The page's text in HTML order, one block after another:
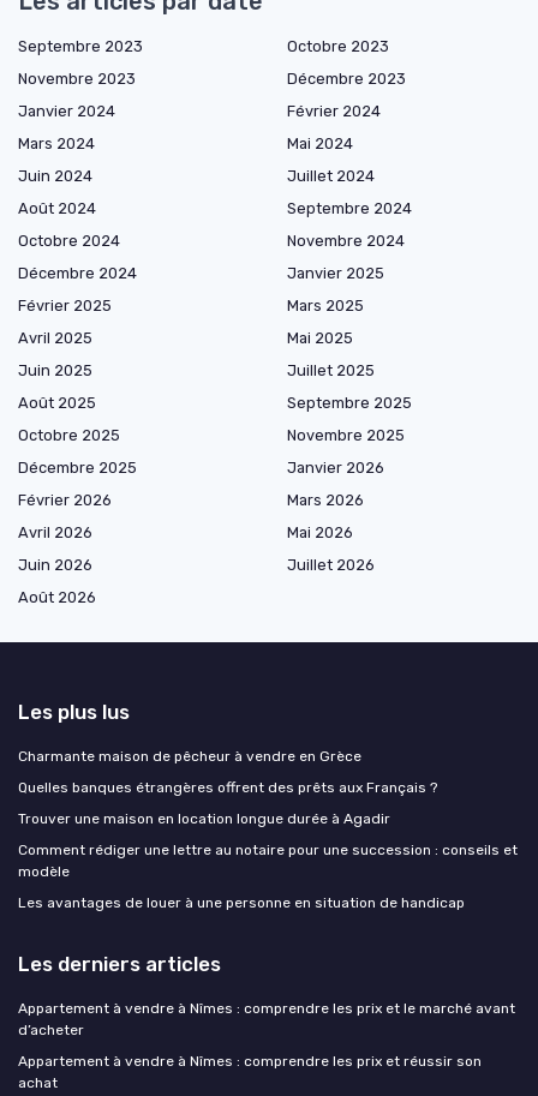
Septembre 2023
Octobre 2023
Novembre 2023
Décembre 2023
Janvier 2024
Février 2024
Mars 2024
Mai 2024
Juin 2024
Juillet 2024
Août 2024
Septembre 2024
Octobre 2024
Novembre 2024
Décembre 2024
Janvier 2025
Février 2025
Mars 2025
Avril 2025
Mai 2025
Juin 2025
Juillet 2025
Août 2025
Septembre 2025
Octobre 2025
Novembre 2025
Décembre 2025
Janvier 2026
Février 2026
Mars 2026
Avril 2026
Mai 2026
Juin 2026
Juillet 2026
Août 2026
Les plus lus
Charmante maison de pêcheur à vendre en Grèce
Quelles banques étrangères offrent des prêts aux Français ?
Trouver une maison en location longue durée à Agadir
Comment rédiger une lettre au notaire pour une succession : conseils et
modèle
Les avantages de louer à une personne en situation de handicap
Les derniers articles
Appartement à vendre à Nîmes : comprendre les prix et le marché avant
d’acheter
Appartement à vendre à Nîmes : comprendre les prix et réussir son
achat